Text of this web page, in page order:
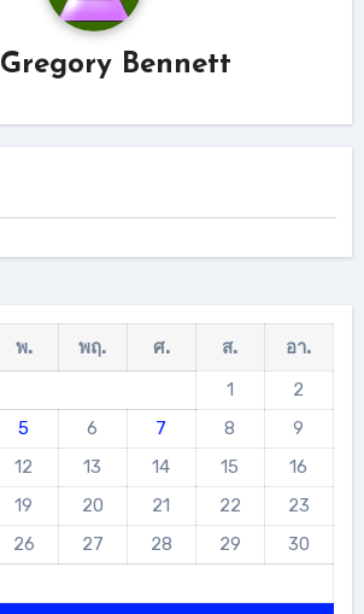
Gregory Bennett
พ. พฤ. ศ. ส.
อา.
1
2
5 6 7 8
9
12 13 14 15
16
19 20 21 22
23
26 27 28 29
30